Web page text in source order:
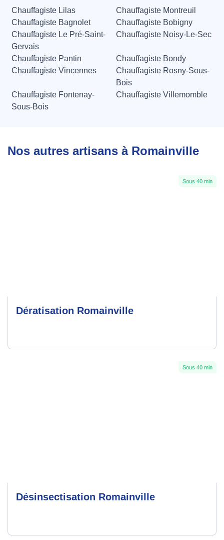
Chauffagiste Lilas
Chauffagiste Montreuil
Chauffagiste Bagnolet
Chauffagiste Bobigny
Chauffagiste Le Pré-Saint-
Gervais
Chauffagiste Noisy-Le-Sec
Chauffagiste Pantin
Chauffagiste Bondy
Chauffagiste Vincennes
Chauffagiste Rosny-Sous-
Bois
Chauffagiste Fontenay-
Sous-Bois
Chauffagiste Villemomble
Nos autres artisans à Romainville
Sous 40 min
Dératisation Romainville
Sous 40 min
Désinsectisation Romainville